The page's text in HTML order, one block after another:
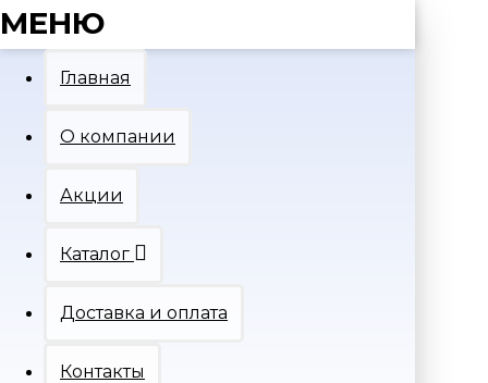
МЕНЮ
Главная
О компании
Акции
Каталог
Доставка и оплата
Контакты